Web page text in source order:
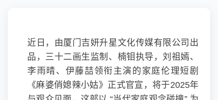
近日，由厦门吉妍升星文化传媒有限公司出
品，三十二画生监制、楠钼执导，刘祖嫣、
李雨晴、伊藤喆领衔主演的家庭伦理短剧
《麻婆俏媳辣小姑》正式官宣，将于2025年